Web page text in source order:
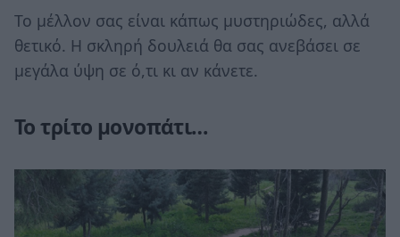
Το μέλλον σας είναι κάπως μυστηριώδες, αλλά
θετικό. Η σκληρή δουλειά θα σας ανεβάσει σε
μεγάλα ύψη σε ό,τι κι αν κάνετε.
Το τρίτο μονοπάτι…